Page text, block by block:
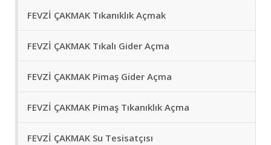
FEVZİ ÇAKMAK Tıkanıklık Açmak
FEVZİ ÇAKMAK Tıkalı Gider Açma
FEVZİ ÇAKMAK Pimaş Gider Açma
FEVZİ ÇAKMAK Pimaş Tıkanıklık Açma
FEVZİ ÇAKMAK Su Tesisatçısı